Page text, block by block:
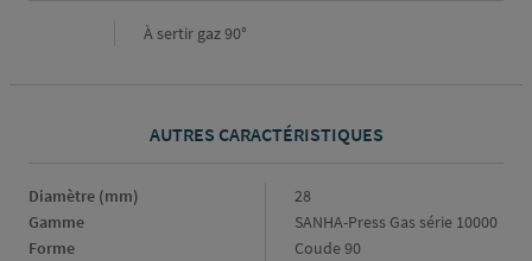
CaractéristiquesÀ sertir gaz 90°
AUTRES CARACTÉRISTIQUES
Diamètre (mm)
Diamètre
(mm)
28
Gamme
Gamme
SANHA-Press Gas série 10000
Forme
Forme
Coude 90